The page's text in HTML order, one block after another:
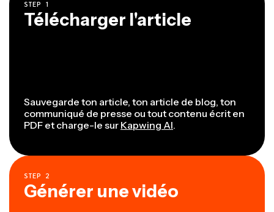
STEP 1
Télécharger l'article
Sauvegarde ton article, ton article de blog, ton
communiqué de presse ou tout contenu écrit en
PDF et charge-le sur Kapwing AI.
STEP 2
Générer une vidéo